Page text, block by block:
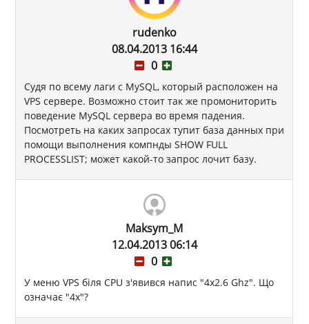
rudenko
08.04.2013 16:44
0
Судя по всему лаги с MySQL, который расположен на
VPS сервере. Возможно стоит так же промониторить
поведение MySQL сервера во время падения.
Посмотреть на каких запросах тупит база данных при
помощи выполнения компнды SHOW FULL
PROCESSLIST; может какой-то запрос лочит базу.
Maksym_M
12.04.2013 06:14
0
У меню VPS біля CPU з'явився напис "4x2.6 Ghz". Що
означає "4х"?